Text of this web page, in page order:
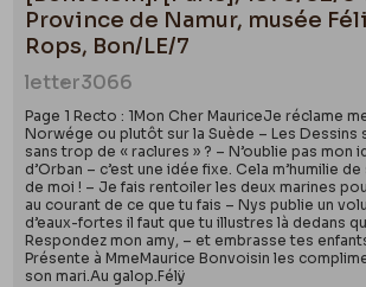
Province de Namur, musée
Rops, Bon/LE/7
letter3066
Page 1 Recto : 1Mon Cher MauriceJe réclame
Norwége ou plutôt sur la Suède – Les Dessins
sans trop de « raclures » ? – N’oublie pas mon
d’Orban – c’est une idée fixe. Cela m’humilie de
de moi ! – Je fais rentoiler les deux marines
au courant de ce que tu fais – Nys publie un
d’eaux-fortes il faut que tu illustres là dedans
Respondez mon amy, – et embrasse tes
Présente à MmeMaurice Bonvoisin les
son mari.Au galop.Félÿ